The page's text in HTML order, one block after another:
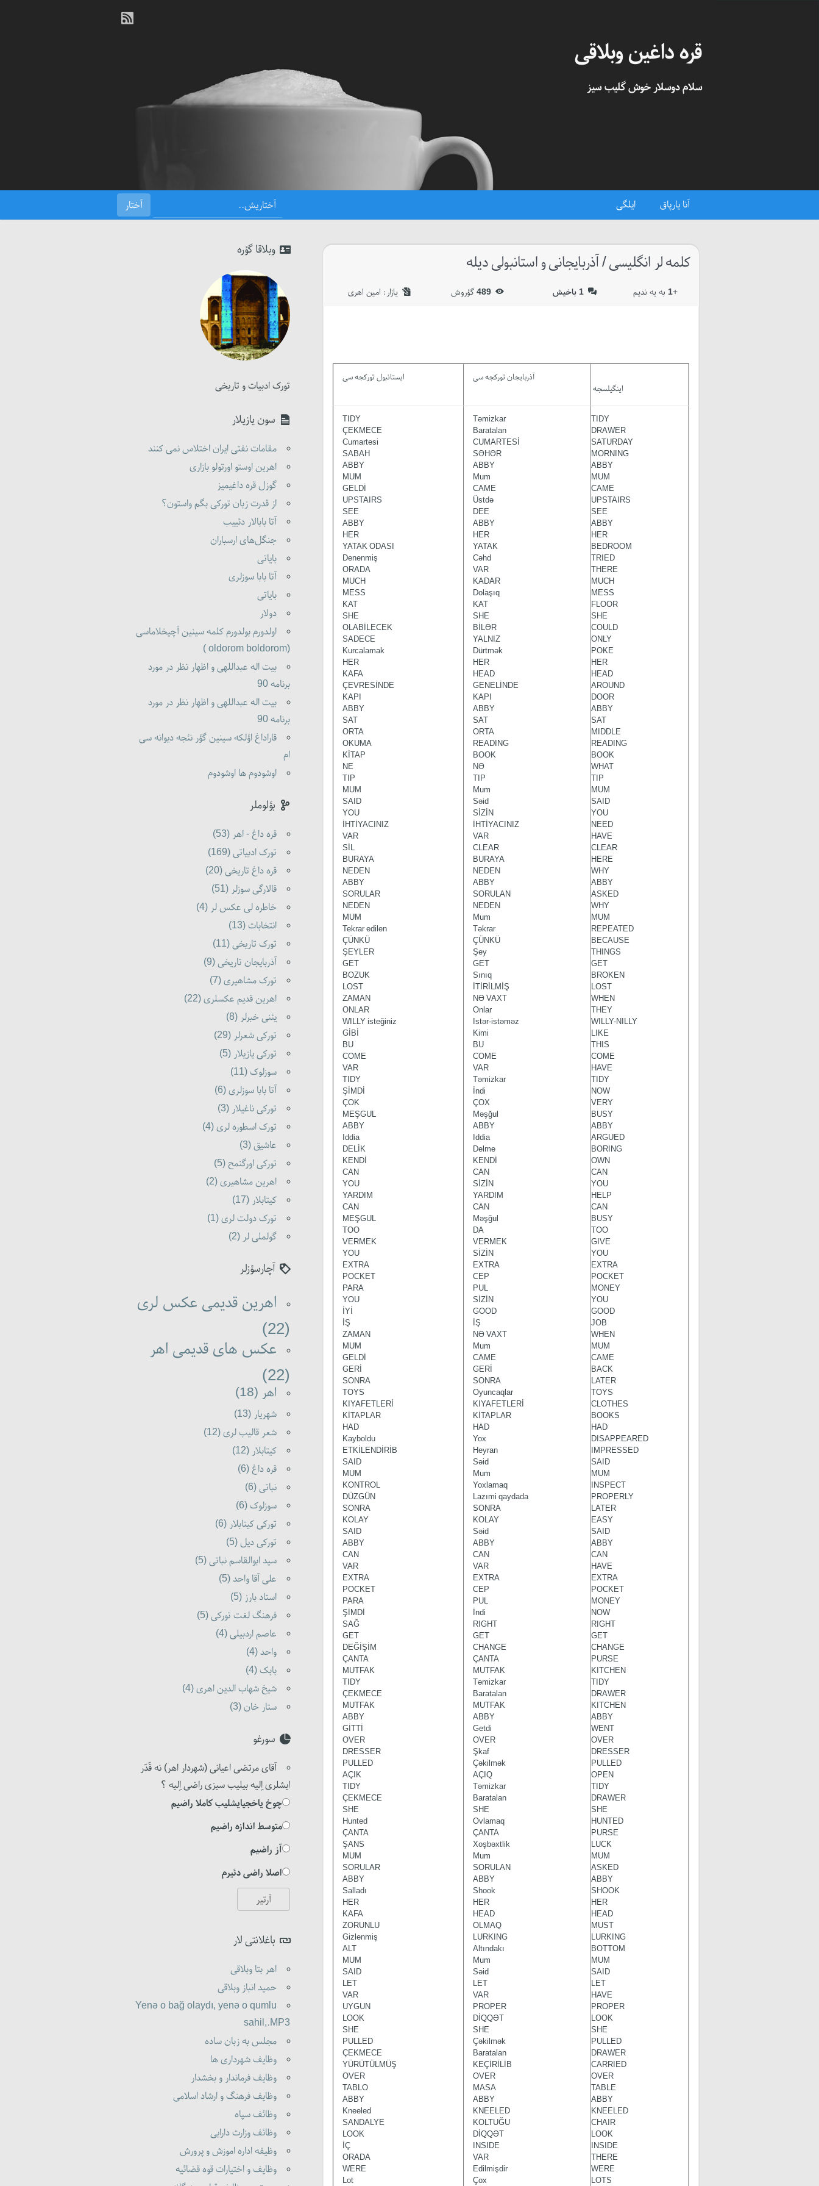
قره داغین وبلاقی
سلام دوسلار خوش گلیب سیز
آنا یارپاق ایلگی
کلمه لر انگلیسی / آذربایجانی و استانبولی دیله
+
1 به یه ندیم 1 باخیش 489 گؤروش یازار:‌ امین اهری
اینگیلسجه
آذربایجان تورکجه سی ایستانبول تورکجه سی
TIDY
DRAWER
SATURDAY
MORNING
ABBY
MUM
CAME
UPSTAIRS
SEE
ABBY
HER
BEDROOM
TRIED
THERE
MUCH
MESS
FLOOR
SHE
COULD
ONLY
POKE
HER
HEAD
AROUND
DOOR
ABBY
SAT
MIDDLE
READING
BOOK
WHAT
TIP
MUM
SAID
YOU
NEED
HAVE
CLEAR
HERE
WHY
ABBY
ASKED
WHY
MUM
REPEATED
BECAUSE
THINGS
GET
BROKEN
LOST
WHEN
THEY
WILLY-NILLY
LIKE
THIS
COME
HAVE
TIDY
NOW
VERY
BUSY
ABBY
ARGUED
BORING
OWN
CAN
YOU
HELP
CAN
BUSY
TOO
GIVE
YOU
EXTRA
POCKET
MONEY
YOU
GOOD
JOB
WHEN
MUM
CAME
BACK
LATER
TOYS
CLOTHES
BOOKS
HAD
DISAPPEARED
IMPRESSED
SAID
MUM
INSPECT
PROPERLY
LATER
EASY
SAID
ABBY
CAN
HAVE
EXTRA
POCKET
MONEY
NOW
RIGHT
GET
CHANGE
PURSE
KITCHEN
TIDY
DRAWER
KITCHEN
ABBY
WENT
OVER
DRESSER
PULLED
OPEN
TIDY
DRAWER
SHE
HUNTED
PURSE
LUCK
MUM
ASKED
ABBY
SHOOK
HER
HEAD
MUST
LURKING
BOTTOM
MUM
SAID
LET
HAVE
PROPER
LOOK
SHE
PULLED
DRAWER
CARRIED
OVER
TABLE
ABBY
KNEELED
CHAIR
LOOK
INSIDE
THERE
WERE
LOTS
Təmizkar
Baratalan
CUMARTESİ
SƏHƏR
ABBY
Mum
CAME
Üstdə
DEE
ABBY
HER
YATAK
Cəhd
VAR
KADAR
Dolaşıq
KAT
SHE
BİLƏR
YALNIZ
Dürtmək
HER
HEAD
GENELİNDE
KAPI
ABBY
SAT
ORTA
READING
BOOK
NƏ
TIP
Mum
Səid
SİZİN
İHTİYACINIZ
VAR
CLEAR
BURAYA
NEDEN
ABBY
SORULAN
NEDEN
Mum
Təkrar
ÇÜNKÜ
Şey
GET
Sınıq
İTİRİLMİŞ
NƏ VAXT
Onlar
Istər-istəməz
Kimi
BU
COME
VAR
Təmizkar
İndi
ÇOX
Məşğul
ABBY
Iddia
Delme
KENDİ
CAN
SİZİN
YARDIM
CAN
Məşğul
DA
VERMEK
SİZİN
EXTRA
CEP
PUL
SİZİN
GOOD
İŞ
NƏ VAXT
Mum
CAME
GERİ
SONRA
Oyuncaqlar
KIYAFETLERİ
KİTAPLAR
HAD
Yox
Heyran
Səid
Mum
Yoxlamaq
Lazımi qaydada
SONRA
KOLAY
Səid
ABBY
CAN
VAR
EXTRA
CEP
PUL
İndi
RIGHT
GET
CHANGE
ÇANTA
MUTFAK
Təmizkar
Baratalan
MUTFAK
ABBY
Getdi
OVER
Şkaf
Çəkilmək
AÇIQ
Təmizkar
Baratalan
SHE
Ovlamaq
ÇANTA
Xoşbəxtlik
Mum
SORULAN
ABBY
Shook
HER
HEAD
OLMAQ
LURKING
Altındakı
Mum
Səid
LET
VAR
PROPER
DİQQƏT
SHE
Çəkilmək
Baratalan
KEÇİRİLİB
OVER
MASA
ABBY
KNEELED
KOLTUĞU
DİQQƏT
INSIDE
VAR
Edilmişdir
Çox
TIDY
ÇEKMECE
Cumartesi
SABAH
ABBY
MUM
GELDİ
UPSTAIRS
SEE
ABBY
HER
YATAK ODASI
Denenmiş
ORADA
MUCH
MESS
KAT
SHE
OLABİLECEK
SADECE
Kurcalamak
HER
KAFA
ÇEVRESİNDE
KAPI
ABBY
SAT
ORTA
OKUMA
KİTAP
NE
TIP
MUM
SAID
YOU
İHTİYACINIZ
VAR
SİL
BURAYA
NEDEN
ABBY
SORULAR
NEDEN
MUM
Tekrar edilen
ÇÜNKÜ
ŞEYLER
GET
BOZUK
LOST
ZAMAN
ONLAR
WILLY isteğiniz
GİBİ
BU
COME
VAR
TIDY
ŞİMDİ
ÇOK
MEŞGUL
ABBY
Iddia
DELİK
KENDİ
CAN
YOU
YARDIM
CAN
MEŞGUL
TOO
VERMEK
YOU
EXTRA
POCKET
PARA
YOU
İYİ
İŞ
ZAMAN
MUM
GELDİ
GERİ
SONRA
TOYS
KIYAFETLERİ
KİTAPLAR
HAD
Kayboldu
ETKİLENDİRİB
SAID
MUM
KONTROL
DÜZGÜN
SONRA
KOLAY
SAID
ABBY
CAN
VAR
EXTRA
POCKET
PARA
ŞİMDİ
SAĞ
GET
DEĞİŞİM
ÇANTA
MUTFAK
TIDY
ÇEKMECE
MUTFAK
ABBY
GİTTİ
OVER
DRESSER
PULLED
AÇIK
TIDY
ÇEKMECE
SHE
Hunted
ÇANTA
ŞANS
MUM
SORULAR
ABBY
Salladı
HER
KAFA
ZORUNLU
Gizlenmiş
ALT
MUM
SAID
LET
VAR
UYGUN
LOOK
SHE
PULLED
ÇEKMECE
YÜRÜTÜLMÜŞ
OVER
TABLO
ABBY
Kneeled
SANDALYE
LOOK
İÇ
ORADA
WERE
Lot
وبلاقا گؤره
تورک ادبیات و تاریخی
سون یازیلار
مقامات نفتی ایران اختلاس نمی کنند
اهرین اوستو اورتولو بازاری
گوزل قره داغیمیز
از قدرت زبان تورکی بگم واستون؟
آتا بابالار دئییب
جنگل‌های ارسباران
بایاتی
آتا بابا سوزلری
بایاتی
دولار
اولدورم بولدورم کلمه سینین آچیخلاماسی
(oldorom boldorom )
بیت اله عبداللهی و اظهار نظر در مورد
برنامه 90
بیت اله عبداللهی و اظهار نظر در مورد
برنامه 90
قاراداغ اؤلکه سینین گؤر نئجه دیوانه سی
ام
اوشودوم ها اوشودوم
بؤلوملر
قره داغ - اهر (53)
تورک ادبیاتی (169)
قره داغ تاریخی (20)
قالارگی سوزلر (51)
خاطره لی عکس لر (4)
انتخابات (13)
تورک تاریخی (11)
آذربایجان تاریخی (9)
تورک مشاهیری (7)
اهرین قدیم عکسلری (22)
یئنی خبرلر (8)
تورکی شعرلر (29)
تورکی یازیلار (5)
سوزلوک (11)
آتا بابا سوزلری (6)
تورکی ناغیلار (3)
تورک اسطوره لری (4)
عاشیق (3)
تورکی اورگنمح (5)
اهرین مشاهیری (2)
کیتابلار (17)
تورک دولت لری (1)
گولملی لر (2)
آچارسؤزلر
اهرین قدیمی عکس لری
(22)
عکس های قدیمی اهر
(22)
اهر (18)
شهریار (13)
شعر قالیب لری (12)
کیتابلار (12)
قره داغ (6)
نباتی (6)
سوزلوک (6)
تورکی کیتابلار (6)
تورکی دیل (5)
سید ابوالقاسم نباتی (5)
علی آقا واحد (5)
استاد بارز (5)
فرهنگ لغت تورکی (5)
عاصم اردبیلی (4)
واحد (4)
بابک (4)
شیخ شهاب الدین اهری (4)
ستار خان (3)
سورغو
آقای مرتضی اعیانی (شهردار اهر) نه قَدَر
ایشلری اِلیه بیلیب سیزی راضی اِلیه ؟
چوخ یاخجیایشلیب کاملا راضیم
متوسط اندازه راضیم
آز راضیم
اصلا راضی دئیرم
باغلانتی لار
اهر بتا وبلاقی
حمید انباز وبلاقی
Yenə o bağ olaydı, yenə o qumlu
sahil,.MP3
مجلس به زبان ساده
وظایف شهرداری ها
وظایف فرماندار و بخشدار
وظایف فرهنگ و ارشاد اسلامی
وظائف سپاه
وظائف وزارت دارایی
وظیفه اداره اموزش و پرورش
وظایف و اختیارات قوه قضائیه